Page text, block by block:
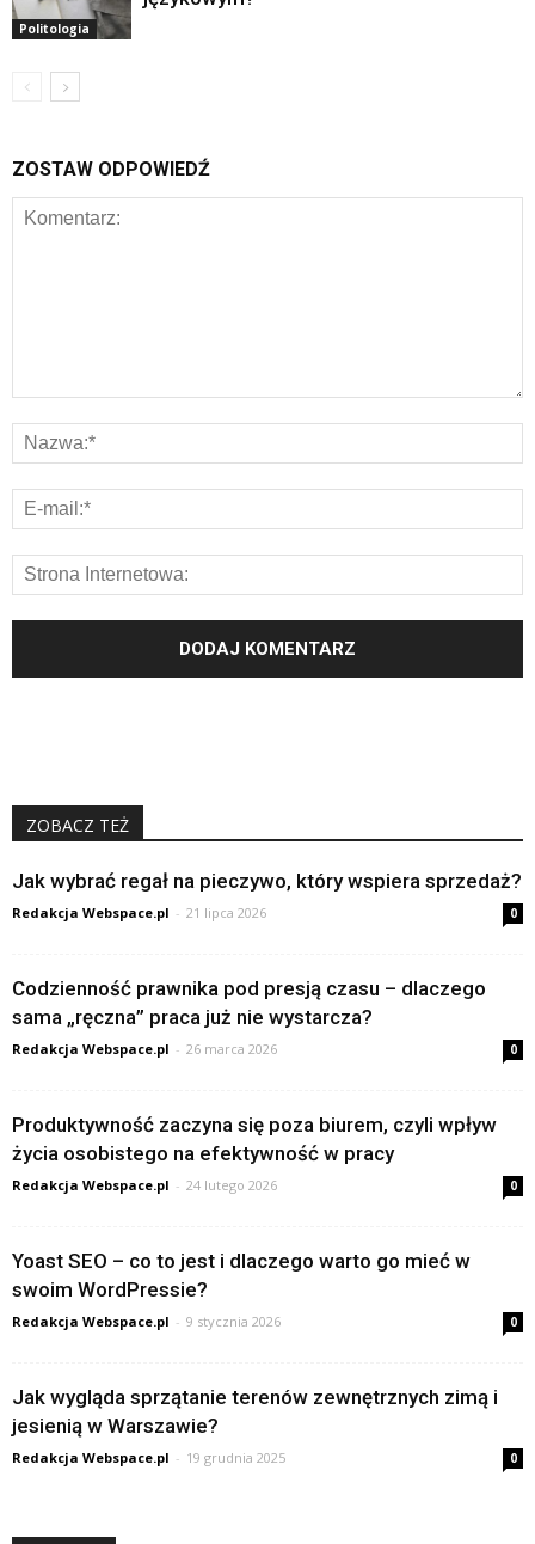
Politologia
ZOSTAW ODPOWIEDŹ
ZOBACZ TEŻ
Jak wybrać regał na pieczywo, który wspiera sprzedaż?
Redakcja Webspace.pl - 21 lipca 2026 0
Codzienność prawnika pod presją czasu – dlaczego
sama „ręczna” praca już nie wystarcza?
Redakcja Webspace.pl - 26 marca 2026 0
Produktywność zaczyna się poza biurem, czyli wpływ
życia osobistego na efektywność w pracy
Redakcja Webspace.pl - 24 lutego 2026 0
Yoast SEO – co to jest i dlaczego warto go mieć w
swoim WordPressie?
Redakcja Webspace.pl - 9 stycznia 2026 0
Jak wygląda sprzątanie terenów zewnętrznych zimą i
jesienią w Warszawie?
Redakcja Webspace.pl - 19 grudnia 2025 0